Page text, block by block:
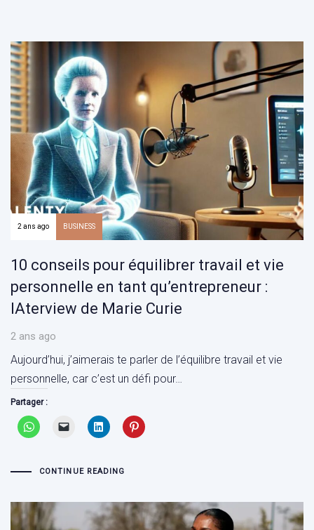
2 ans ago BUSINESS
10 conseils pour équilibrer travail et vie
personnelle en tant qu’entrepreneur :
IAterview de Marie Curie
2 ans ago
Aujourd’hui, j’aimerais te parler de l’équilibre travail et vie
personnelle, car c’est un défi pour…
Partager :
CONTINUE READING